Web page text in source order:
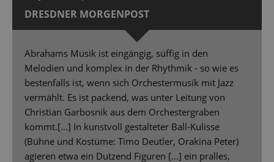
DRESDNER MORGENPOST
Abrahams Musik ist eingängig, süffig in den
Melodien und komplex in der Rhythmik - so wie es
bestenfalls ist, wenn sich Orchestermusik mit Jazz
vermählt. Es ist packend, was unter Leitung von
Christian Garbosnik aus dem Orchestergraben
kommt.[...] In kunstvoll gestalteter Ball-Kulisse
(Bühne und Kostüme: Timo Deutler, Orakina Peter)
agieren etwa ein Dutzend Figuren [...] ein pralles,